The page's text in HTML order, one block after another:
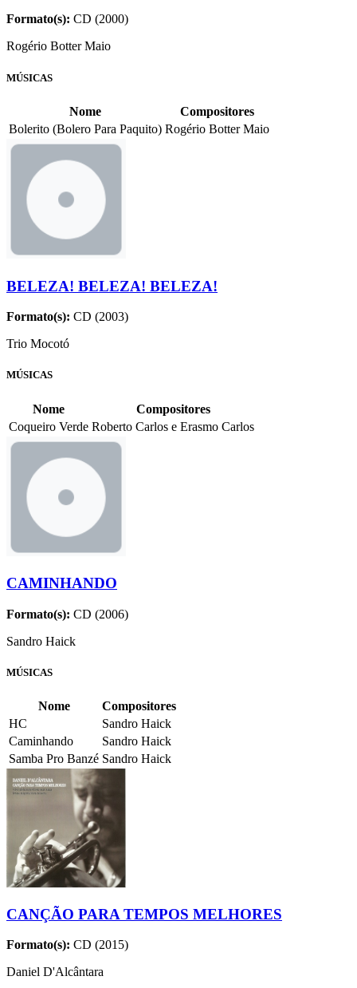
Formato(s): CD (2000)
Rogério Botter Maio
MÚSICAS
Nome
Compositores
Bolerito (Bolero Para Paquito) Rogério Botter Maio
BELEZA! BELEZA! BELEZA!
Formato(s): CD (2003)
Trio Mocotó
MÚSICAS
Nome
Compositores
Coqueiro Verde Roberto Carlos e Erasmo Carlos
CAMINHANDO
Formato(s): CD (2006)
Sandro Haick
MÚSICAS
Nome
Compositores
HC
Sandro Haick
Caminhando
Sandro Haick
Samba Pro Banzé Sandro Haick
CANÇÃO PARA TEMPOS MELHORES
Formato(s): CD (2015)
Daniel D'Alcântara